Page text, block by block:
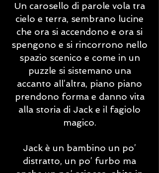
Un carosello di parole vola tra
cielo e terra, sembrano lucine
che ora si accendono e ora si
spengono e si rincorrono nello
spazio scenico e come in un
puzzle si sistemano una
accanto all’altra, piano piano
prendono forma e danno vita
alla storia di Jack e il fagiolo
magico.
Jack è un bambino un po’
distratto, un po’ furbo ma